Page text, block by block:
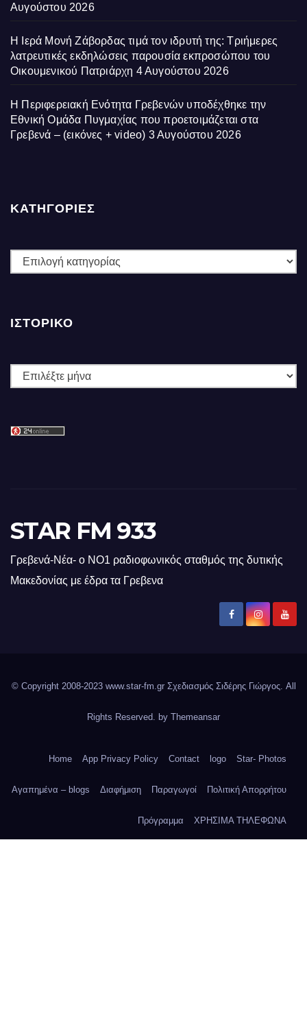
Αυγούστου 2026
Η Ιερά Μονή Ζάβορδας τιμά τον ιδρυτή της: Τριήμερες
λατρευτικές εκδηλώσεις παρουσία εκπροσώπου του
Οικουμενικού Πατριάρχη 4 Αυγούστου 2026
Η Περιφερειακή Ενότητα Γρεβενών υποδέχθηκε την
Εθνική Ομάδα Πυγμαχίας που προετοιμάζεται στα
Γρεβενά – (εικόνες + video) 3 Αυγούστου 2026
ΚΑΤΗΓΟΡΙΕΣ
ΚΑΤΗΓΟΡΙΕΣ
ΙΣΤΟΡΙΚΌ
Ιστορικό
STAR FM 933
Γρεβενά-Νέα- ο ΝΟ1 ραδιοφωνικός σταθμός της δυτικής
Μακεδονίας με έδρα τα Γρεβενα
© Copyright 2008-2023 www.star-fm.gr Σχεδιασμός Σιδέρης Γιώργος. All
Rights Reserved. by Themeansar
Home App Privacy Policy Contact logo Star- Photos
Αγαπημένα – blogs Διαφήμιση Παραγωγοί Πολιτική Απορρήτου
Πρόγραμμα ΧΡΗΣΙΜΑ ΤΗΛΕΦΩΝΑ